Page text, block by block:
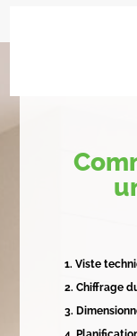
Viste
Chiffrage